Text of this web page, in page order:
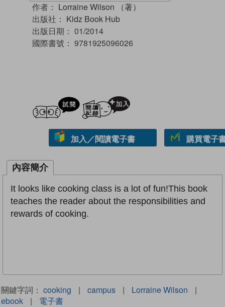
作者： Lorraine Wilson （著）
出版社： Kidz Book Hub
出版日期： 01/2014
國際書號： 9781925096026
試閲
加入／閱讀電子書 購買電子
內容簡介
It looks like cooking class is a lot of fun!This book
teaches the reader about the responsibilities and
rewards of cooking.
關鍵字詞： cooking | campus | Lorraine Wilson
|
ebook
| 電子書